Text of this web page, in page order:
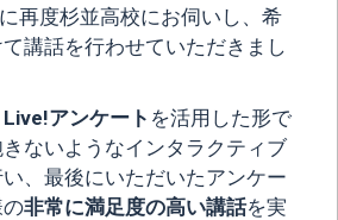
再度杉並高校にお伺いし、希
講話を行わせていただきまし
Live!アンケート を活用した形で
ないようなインタラクティブ
、最後にいただいたアンケー
の非常に満足度の高い講話を実